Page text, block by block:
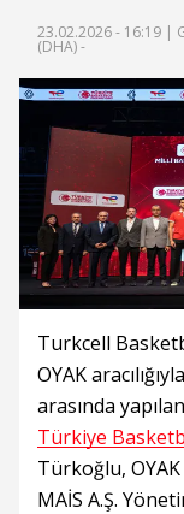
23.02.2026 - 16:19 |
(DHA) -
Turkcell
OYAK
arasında
Türkiye
Türkoğlu,
MAİS A.Ş.